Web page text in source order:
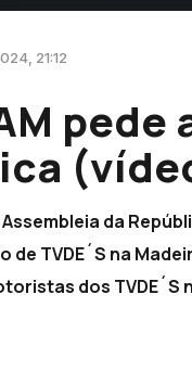
21:12
pede
Assembleia da
de TVDE´S na
dos TVDE´S